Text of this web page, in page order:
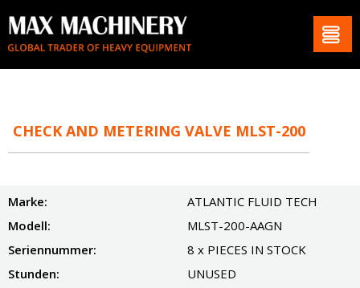
CHECK AND METERING VALVE MLST-200
Marke:
ATLANTIC FLUID TECH
Modell:
MLST-200-AAGN
Seriennummer:
8 x PIECES IN STOCK
Stunden:
UNUSED